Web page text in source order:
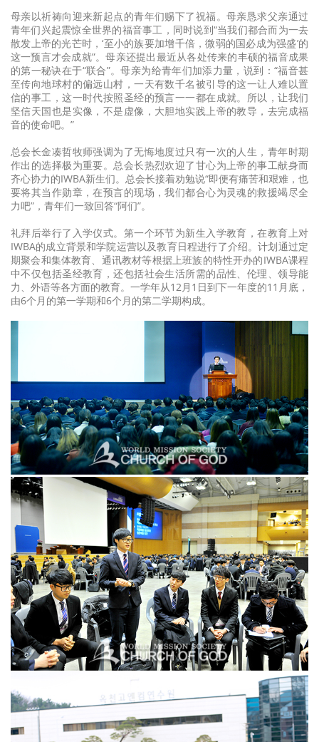
母亲以祈祷向迎来新起点的青年们赐下了祝福。母亲恳求父亲通过
青年们兴起震惊全世界的福音事工，同时说到“当我们都合而为一去
散发上帝的光芒时，‘至小的族要加增千倍，微弱的国必成为强盛’的
这一预言才会成就”。母亲还提出最近从各处传来的丰硕的福音成果
的第一秘诀在于“联合”。母亲为给青年们加添力量，说到：“福音甚
至传向地球村的偏远山村，一天有数千名被引导的这一让人难以置
信的事工，这一时代按照圣经的预言一一都在成就。所以，让我们
坚信天国也是实像，不是虚像，大胆地实践上帝的教导，去完成福
音的使命吧。”
总会长金凑哲牧师强调为了无悔地度过只有一次的人生，青年时期
作出的选择极为重要。总会长热烈欢迎了甘心为上帝的事工献身而
齐心协力的IWBA新生们。总会长接着劝勉说“即便有痛苦和艰难，也
要将其当作勋章，在预言的现场，我们都合心为灵魂的救援竭尽全
力吧”，青年们一致回答“阿们”。
礼拜后举行了入学仪式。第一个环节为新生入学教育，在教育上对
IWBA的成立背景和学院运营以及教育日程进行了介绍。计划通过定
期聚会和集体教育、通讯教材等根据上班族的特性开办的IWBA课程
中不仅包括圣经教育，还包括社会生活所需的品性、伦理、领导能
力、外语等各方面的教育。一学年从12月1日到下一年度的11月底，
由6个月的第一学期和6个月的第二学期构成。